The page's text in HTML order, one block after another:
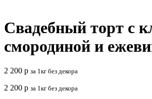
Свадебный торт с
смородиной и
2 200 р за 1кг без декора
2 200 р за 1кг без декора